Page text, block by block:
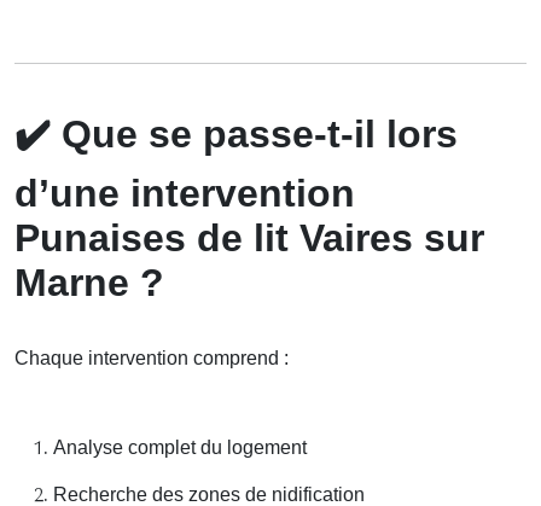
✔️ Que se passe-t-il lors
d’une intervention
Punaises de lit Vaires sur
Marne ?
Chaque intervention comprend :
Analyse complet du logement
Recherche des zones de nidification